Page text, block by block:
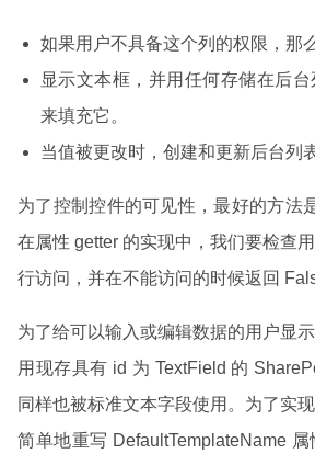
如果用户不具备这个列的权限，那
显示文本框，并用任何存储在后
来填充它。
当值被更改时，创建和更新后台列
为了控制控件的可见性，最好的方法
在属性 getter 的实现中，我们要检查
行访问，并在不能访问的时候返回
为了给可以输入或编辑数据的用户显
用现存具有 id 为 TextField 的
同样也被标准文本字段使用。为了实
简单地重写 DefaultTemplateName